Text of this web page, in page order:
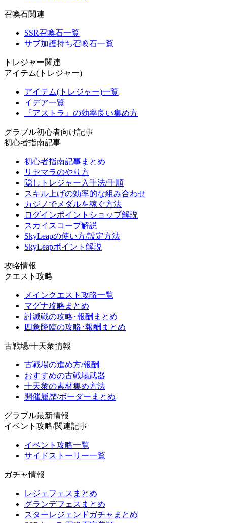
召喚石関連
SSR召喚石一覧
サブ加護持ち召喚石一覧
トレジャー関連
アイテム(トレジャー)
アイテム(トレジャー)一覧
イデア一覧
『アストラ』の効率良い集め方
グラブル初心者向け記事
初心者指南記事
初心者指南記事まとめ
リセマラのやり方
隠しトレジャー入手法/手順
スキル上げの効率的な組み合わせ
カジノでメダルを稼ぐ方法
ログインポイントショップ解説
スカイスコープ解説
SkyLeapの使い方/設定方法
SkyLeapポイント解説
攻略情報
クエスト攻略
メインクエスト攻略一覧
マグナ攻略まとめ
討滅戦の攻略･報酬まとめ
四象降臨の攻略･報酬まとめ
古戦場/十天衆情報
古戦場の進め方/報酬
おすすめの古戦場武器
十天衆の素材集め方法
開催履歴/ボーダーまとめ
グラブル最新情報
イベント攻略/関連記事
イベント攻略一覧
サイドストーリー一覧
ガチャ情報
レジェフェスまとめ
グランデフェスまとめ
スターレジェンドガチャまとめ